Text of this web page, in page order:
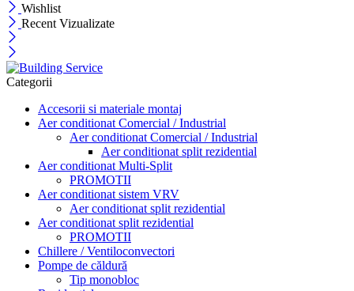
Wishlist
Recent Vizualizate
Categorii
Accesorii si materiale montaj
Aer conditionat Comercial / Industrial
Aer conditionat Comercial / Industrial
Aer conditionat split rezidential
Aer conditionat Multi-Split
PROMOTII
Aer conditionat sistem VRV
Aer conditionat split rezidential
Aer conditionat split rezidential
PROMOTII
Chillere / Ventiloconvectori
Pompe de căldură
Tip monobloc